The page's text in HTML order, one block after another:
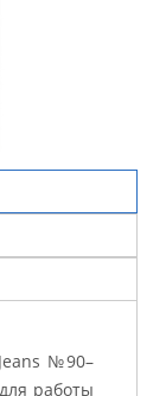
№90–
работы